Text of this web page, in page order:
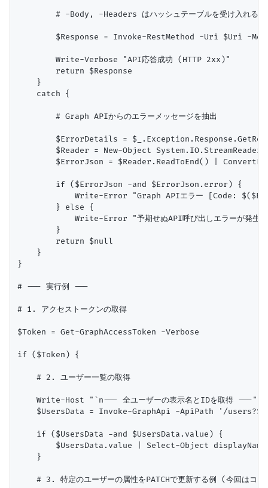
        # -Body, -Headers はハッシュテーブルを受け入れる
$Response = Invoke-RestMethod -Uri $Uri -
        Write-Verbose "API応答成功 (HTTP 2xx)"
        return $Response
    }
    catch {
        # Graph APIからのエラーメッセージを抽出
$ErrorDetails =
$Reader = New-Object
$ErrorJson = $Reader.ReadToEnd() |
        if ($ErrorJson -and $ErrorJson.error) {
Write-Error "Graph APIエラー [Code:
        } else {
Write-Error "予期せぬAPI呼び出しエラーが発
        }
        return $null
    }
}
# --- 実行例 ---
# 1. アクセストークンの取得
$Token = Get-GraphAccessToken -Verbose
if ($Token) {
    # 2. ユーザー一覧の取得
    Write-Host "`n--- 全ユーザーの表示名とIDを取得 ---"
$UsersData = Invoke-GraphApi -ApiPath '/
    if ($UsersData -and $UsersData.value) {
$UsersData.value | Select-Object
    }
# 3. 特定のユーザーの属性をPATCHで更新する例 (今回はコメ